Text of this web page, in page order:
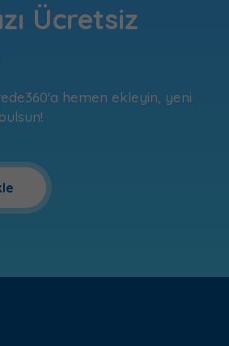
Ücretsiz
hemen ekleyin, yeni